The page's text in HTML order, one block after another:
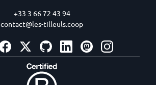
+33 3 66 72 43 94
contact@les-tilleuls.coop